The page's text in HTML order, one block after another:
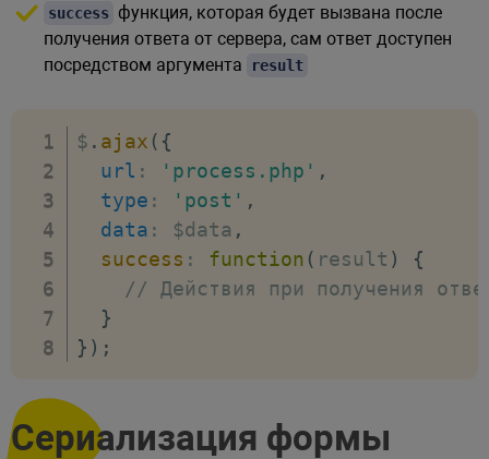
success функция, которая будет вызвана после
получения ответа от сервера, сам ответ доступен
посредством аргумента
result
$ . ajax ( {
url : 'process.php' ,
type : 'post' ,
data : $data ,
success : function ( result )
{
// Действия при получения
}
} ) ;
Сериализация формы